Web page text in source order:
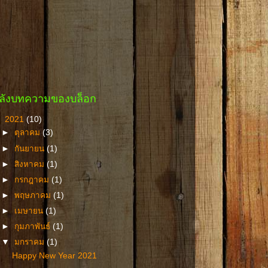
งบทความของบล็อก
2021 (10)
► ตุลาคม(3)
► กันยายน(1)
►สิงหาคม(1)
► กรกฎาคม (1)
►พฤษภาคม(1)
► เมษายน(1)
► กุมภาพันธ์ (1)
▼มกราคม(1)
Happy New Year 2021